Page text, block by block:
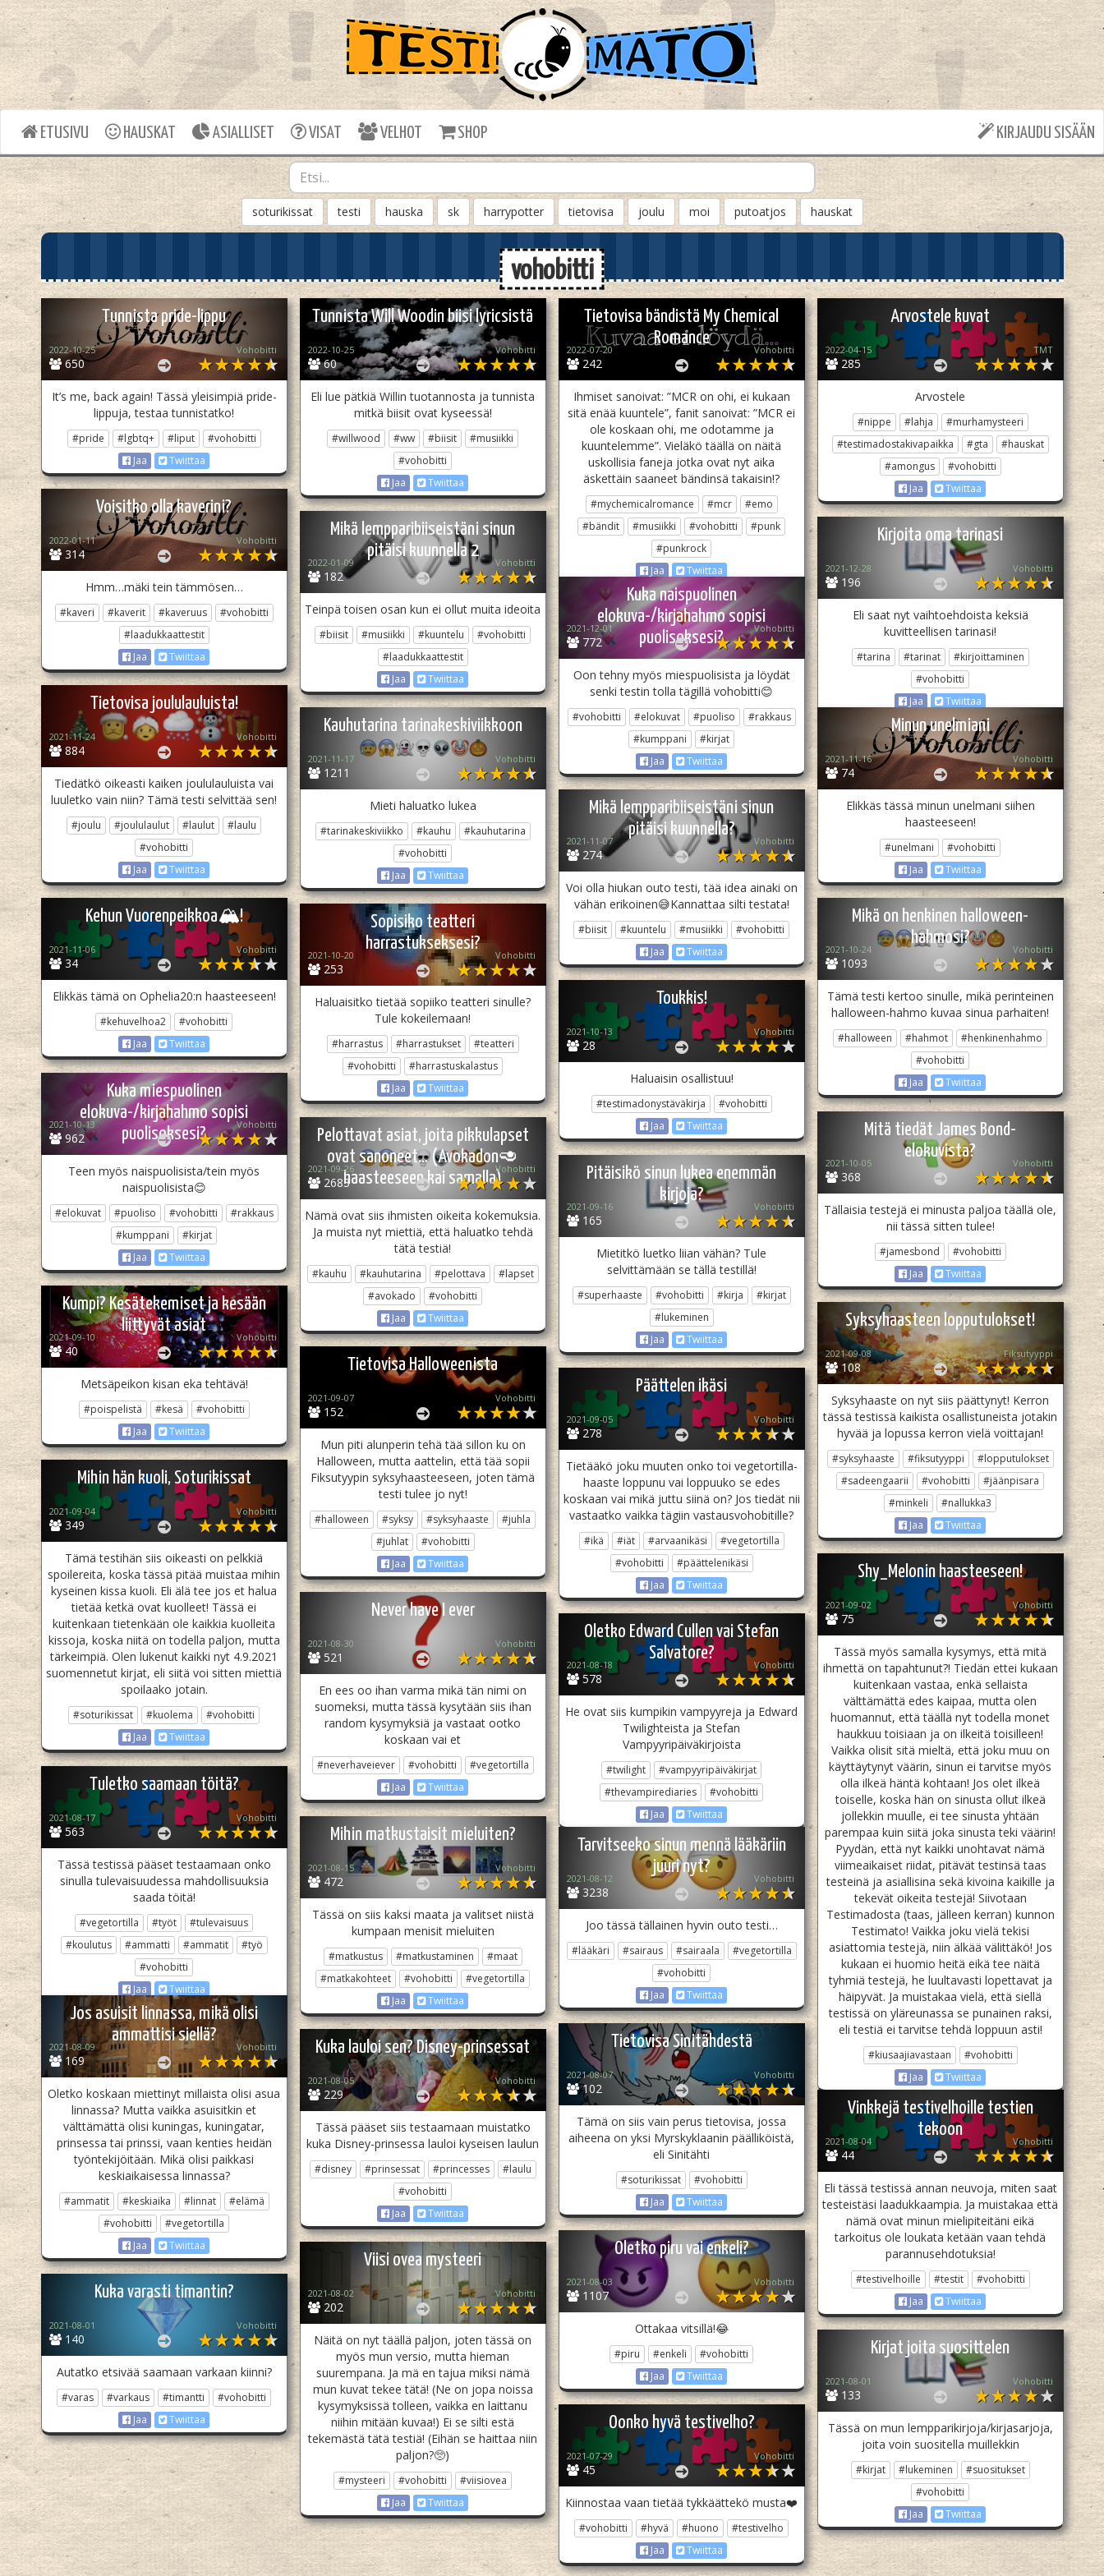
ETUSIVU HAUSKAT ASIALLISET VISAT VELHOT SHOP KIRJAUDU SISÄÄN
soturikissat testi hauska sk harrypotter tietovisa joulu moi putoatjos hauskat
vohobitti
Tunnista pride-lippu
650
2022-10-25 Vohobitti
It’s me, back again! Tässä yleisimpiä pride-
lippuja, testaa tunnistatko!
#pride #lgbtq+ #liput
#vohobitti
Jaa
Twiittaa
Tunnista Will Woodin biisi lyricsistä
60
2022-10-25 Vohobitti
Eli lue pätkiä Willin tuotannosta ja tunnista
mitkä biisit ovat kyseessä!
#willwood #ww #biisit
#musiikki
#vohobitti
Jaa
Twiittaa
Tietovisa bändistä My Chemical
Romance
242
2022-07-20 Vohobitti
Ihmiset sanoivat: ”MCR on ohi, ei kukaan
sitä enää kuuntele”, fanit sanoivat: ”MCR ei
ole koskaan ohi, me odotamme ja
kuuntelemme”. Vieläkö täällä on näitä
uskollisia faneja jotka ovat nyt aika
äskettäin saaneet bändinsä takaisin!?
#mychemicalromance #mcr
#emo
#bändit
#musiikki #vohobitti
#punk
#punkrock
Jaa
Twiittaa
Arvostele kuvat
285
2022-04-15 TMT
Arvostele
#nippe #lahja
#murhamysteeri
#testimadostakivapaikka
#gta
#hauskat
#amongus
#vohobitti
Jaa
Twiittaa
Voisitko olla kaverini?
314
2022-01-11 Vohobitti
Hmm…mäki tein tämmösen…
#kaveri #kaverit #kaveruus
#vohobitti
#laadukkaattestit
Jaa
Twiittaa
Mikä lempparibiiseistäni sinun
pitäisi kuunnella 2
182
2022-01-09 Vohobitti
Teinpä toisen osan kun ei ollut muita ideoita
#biisit #musiikki #kuuntelu
#vohobitti
#laadukkaattestit
Jaa
Twiittaa
Kirjoita oma tarinasi
196
2021-12-28 Vohobitti
Eli saat nyt vaihtoehdoista keksiä
kuvitteellisen tarinasi!
#tarina #tarinat
#kirjoittaminen
#vohobitti
Jaa
Twiittaa
Kuka naispuolinen
elokuva-/kirjahahmo sopisi
puolisoksesi?
772
2021-12-01 Vohobitti
Oon tehny myös miespuolisista ja löydät
senki testin tolla tägillä vohobitti😊
#vohobitti #elokuvat #puoliso
#rakkaus
#kumppani
#kirjat
Jaa
Twiittaa
Tietovisa joululauluista!
884
2021-11-24 Vohobitti
Tiedätkö oikeasti kaiken joululauluista vai
luuletko vain niin? Tämä testi selvittää sen!
#joulu #joululaulut #laulut
#laulu
#vohobitti
Jaa
Twiittaa
Kauhutarina tarinakeskiviikkoon
1211
2021-11-17 Vohobitti
Mieti haluatko lukea
#tarinakeskiviikko #kauhu
#kauhutarina
#vohobitti
Jaa
Twiittaa
Minun unelmiani
74
2021-11-16 Vohobitti
Elikkäs tässä minun unelmani siihen
haasteeseen!
#unelmani
#vohobitti
Jaa
Twiittaa
Mikä lempparibiiseistäni sinun
pitäisi kuunnella?
274
2021-11-07 Vohobitti
Voi olla hiukan outo testi, tää idea ainaki on
vähän erikoinen😅Kannattaa silti testata!
#biisit #kuuntelu #musiikki
#vohobitti
Jaa
Twiittaa
Kehun Vuorenpeikkoa🏔!
34
2021-11-06 Vohobitti
Elikkäs tämä on Ophelia20:n haasteeseen!
#kehuvelhoa2
#vohobitti
Jaa
Twiittaa
Mikä on henkinen halloween-
hahmosi?
1093
2021-10-24 Vohobitti
Tämä testi kertoo sinulle, mikä perinteinen
halloween-hahmo kuvaa sinua parhaiten!
#halloween #hahmot
#henkinenhahmo
#vohobitti
Jaa
Twiittaa
Sopisiko teatteri
harrastukseksesi?
253
2021-10-20 Vohobitti
Haluaisitko tietää sopiiko teatteri sinulle?
Tule kokeilemaan!
#harrastus #harrastukset
#teatteri
#vohobitti
#harrastuskalastus
Jaa
Twiittaa
Toukkis!
28
2021-10-13 Vohobitti
Haluaisin osallistuu!
#testimadonystäväkirja
#vohobitti
Jaa
Twiittaa
Kuka miespuolinen
elokuva-/kirjahahmo sopisi
puolisoksesi?
962
2021-10-13 Vohobitti
Teen myös naispuolisista/tein myös
naispuolisista😊
#elokuvat #puoliso #vohobitti
#rakkaus
#kumppani
#kirjat
Jaa
Twiittaa
Mitä tiedät James Bond-
elokuvista?
368
2021-10-05 Vohobitti
Tällaisia testejä ei minusta paljoa täällä ole,
nii tässä sitten tulee!
#jamesbond
#vohobitti
Jaa
Twiittaa
Pelottavat asiat, joita pikkulapset
ovat sanoneet… (Avokadon🥑
haasteeseen kai samalla)
2683
2021-09-26 Vohobitti
Nämä ovat siis ihmisten oikeita kokemuksia.
Ja muista nyt miettiä, että haluatko tehdä
tätä testiä!
#kauhu #kauhutarina #pelottava
#lapset
#avokado
#vohobitti
Jaa
Twiittaa
Pitäisikö sinun lukea enemmän
kirjoja?
165
2021-09-16 Vohobitti
Mietitkö luetko liian vähän? Tule
selvittämään se tällä testillä!
#superhaaste #vohobitti #kirja
#kirjat
#lukeminen
Jaa
Twiittaa
Kumpi? Kesätekemiset ja kesään
liittyvät asiat
40
2021-09-10 Vohobitti
Metsäpeikon kisan eka tehtävä!
#poispelistä #kesä
#vohobitti
Jaa
Twiittaa
Syksyhaasteen lopputulokset!
108
2021-09-08 Fiksutyyppi
Syksyhaaste on nyt siis päättynyt! Kerron
tässä testissä kaikista osallistuneista jotakin
hyvää ja lopussa kerron vielä voittajan!
#syksyhaaste #fiksutyyppi
#lopputulokset
#sadeengaarii
#vohobitti
#jäänpisara
#minkeli
#nallukka3
Jaa
Twiittaa
Tietovisa Halloweenista
152
2021-09-07 Vohobitti
Mun piti alunperin tehä tää sillon ku on
Halloween, mutta aattelin, että tää sopii
Fiksutyypin syksyhaasteeseen, joten tämä
testi tulee jo nyt!
#halloween #syksy #syksyhaaste
#juhla
#juhlat
#vohobitti
Jaa
Twiittaa
Päättelen ikäsi
278
2021-09-05 Vohobitti
Tietääkö joku muuten onko toi vegetortilla-
haaste loppunu vai loppuuko se edes
koskaan vai mikä juttu siinä on? Jos tiedät nii
vastaatko vaikka tägiin vastausvohobitille?
#ikä #iät #arvaanikäsi
#vegetortilla
#vohobitti
#päättelenikäsi
Jaa
Twiittaa
Mihin hän kuoli, Soturikissat
349
2021-09-04 Vohobitti
Tämä testihän siis oikeasti on pelkkiä
spoilereita, koska tässä pitää muistaa mihin
kyseinen kissa kuoli. Eli älä tee jos et halua
tietää ketkä ovat kuolleet! Tässä ei
kuitenkaan tietenkään ole kaikkia kuolleita
kissoja, koska niitä on todella paljon, mutta
tärkeimpiä. Olen lukenut kaikki nyt 4.9.2021
suomennetut kirjat, eli siitä voi sitten miettiä
spoilaako jotain.
#soturikissat #kuolema
#vohobitti
Jaa
Twiittaa
Shy_Melonin haasteeseen!
75
2021-09-02 Vohobitti
Tässä myös samalla kysymys, että mitä
ihmettä on tapahtunut?! Tiedän ettei kukaan
kuitenkaan vastaa, enkä sellaista
välttämättä edes kaipaa, mutta olen
huomannut, että täällä nyt todella monet
haukkuu toisiaan ja on ilkeitä toisilleen!
Vaikka olisit sitä mieltä, että joku muu on
käyttäytynyt väärin, sinun ei tarvitse myös
olla ilkeä häntä kohtaan! Jos olet ilkeä
toiselle, koska hän on sinusta ollut ilkeä
jollekkin muulle, ei tee sinusta yhtään
parempaa kuin siitä joka sinusta teki väärin!
Pyydän, että nyt kaikki unohtavat nämä
viimeaikaiset riidat, pitävät testinsä taas
testeinä ja asiallisina sekä kivoina kaikille ja
tekevät oikeita testejä! Siivotaan
Testimadosta (taas, jälleen kerran) kunnon
Testimato! Vaikka joku vielä tekisi
asiattomia testejä, niin älkää välittäkö! Jos
kukaan ei huomio heitä eikä tee näitä
tyhmiä testejä, he luultavasti lopettavat ja
häipyvät. Ja muistakaa vielä, että siellä
testissä on yläreunassa se punainen raksi,
eli testiä ei tarvitse tehdä loppuun asti!
#kiusaajiavastaan
#vohobitti
Jaa
Twiittaa
Never have I ever
521
2021-08-30 Vohobitti
En ees oo ihan varma mikä tän nimi on
suomeksi, mutta tässä kysytään siis ihan
random kysymyksiä ja vastaat ootko
koskaan vai et
#neverhaveiever #vohobitti
#vegetortilla
Jaa
Twiittaa
Oletko Edward Cullen vai Stefan
Salvatore?
578
2021-08-18 Vohobitti
He ovat siis kumpikin vampyyreja ja Edward
Twilighteista ja Stefan
Vampyyripäiväkirjoista
#twilight
#vampyyripäiväkirjat
#thevampirediaries
#vohobitti
Jaa
Twiittaa
Tuletko saamaan töitä?
563
2021-08-17 Vohobitti
Tässä testissä pääset testaamaan onko
sinulla tulevaisuudessa mahdollisuuksia
saada töitä!
#vegetortilla #työt
#tulevaisuus
#koulutus
#ammatti #ammatit
#työ
#vohobitti
Jaa
Twiittaa
Mihin matkustaisit mieluiten?
472
2021-08-15 Vohobitti
Tässä on siis kaksi maata ja valitset niistä
kumpaan menisit mieluiten
#matkustus #matkustaminen
#maat
#matkakohteet
#vohobitti
#vegetortilla
Jaa
Twiittaa
Tarvitseeko sinun mennä lääkäriin
juuri nyt?
3238
2021-08-12 Vohobitti
Joo tässä tällainen hyvin outo testi…
#lääkäri #sairaus #sairaala
#vegetortilla
#vohobitti
Jaa
Twiittaa
Jos asuisit linnassa, mikä olisi
ammattisi siellä?
169
2021-08-09 Vohobitti
Oletko koskaan miettinyt millaista olisi asua
linnassa? Mutta vaikka asuisitkin et
välttämättä olisi kuningas, kuningatar,
prinsessa tai prinssi, vaan kenties heidän
työntekijöitään. Mikä olisi paikkasi
keskiaikaisessa linnassa?
#ammatit #keskiaika #linnat
#elämä
#vohobitti
#vegetortilla
Jaa
Twiittaa
Tietovisa Sinitähdestä
102
2021-08-07 Vohobitti
Tämä on siis vain perus tietovisa, jossa
aiheena on yksi Myrskyklaanin päälliköistä,
eli Sinitähti
#soturikissat
#vohobitti
Jaa
Twiittaa
Kuka lauloi sen? Disney-prinsessat
229
2021-08-05 Vohobitti
Tässä pääset siis testaamaan muistatko
kuka Disney-prinsessa lauloi kyseisen laulun
#disney #prinsessat #princesses
#laulu
#vohobitti
Jaa
Twiittaa
Vinkkejä testivelhoille testien
tekoon
44
2021-08-04 Vohobitti
Eli tässä testissä annan neuvoja, miten saat
testeistäsi laadukkaampia. Ja muistakaa että
nämä ovat minun mielipiteitäni eikä
tarkoitus ole loukata ketään vaan tehdä
parannusehdotuksia!
#testivelhoille #testit
#vohobitti
Jaa
Twiittaa
Oletko piru vai enkeli?
1107
2021-08-03 Vohobitti
Ottakaa vitsillä!😂
#piru #enkeli
#vohobitti
Jaa
Twiittaa
Viisi ovea mysteeri
202
2021-08-02 Vohobitti
Näitä on nyt täällä paljon, joten tässä on
myös mun versio, mutta hieman
suurempana. Ja mä en tajua miksi nämä
mun kuvat tekee tätä! (Ne on jopa noissa
kysymyksissä tolleen, vaikka en laittanu
niihin mitään kuvaa!) Ei se silti estä
tekemästä tätä testiä! (Eihän se haittaa niin
paljon?🥺)
#mysteeri #vohobitti
#viisiovea
Jaa
Twiittaa
Kuka varasti timantin?
140
2021-08-01 Vohobitti
Autatko etsivää saamaan varkaan kiinni?
#varas #varkaus #timantti
#vohobitti
Jaa
Twiittaa
Kirjat joita suosittelen
133
2021-08-01 Vohobitti
Tässä on mun lempparikirjoja/kirjasarjoja,
joita voin suositella muillekkin
#kirjat #lukeminen
#suositukset
#vohobitti
Jaa
Twiittaa
Oonko hyvä testivelho?
45
2021-07-29 Vohobitti
Kiinnostaa vaan tietää tykkäättekö musta❤️
#vohobitti #hyvä #huono
#testivelho
Jaa
Twiittaa